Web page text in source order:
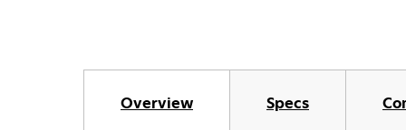
Overview Specs